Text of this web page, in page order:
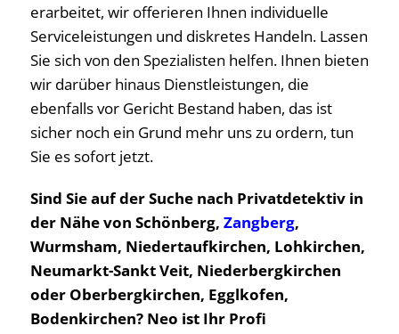
erarbeitet, wir offerieren Ihnen individuelle
Serviceleistungen und diskretes Handeln. Lassen
Sie sich von den Spezialisten helfen. Ihnen bieten
wir darüber hinaus Dienstleistungen, die
ebenfalls vor Gericht Bestand haben, das ist
sicher noch ein Grund mehr uns zu ordern, tun
Sie es sofort jetzt.
Sind Sie auf der Suche nach Privatdetektiv in
der Nähe von Schönberg, Zangberg,
Wurmsham, Niedertaufkirchen, Lohkirchen,
Neumarkt-Sankt Veit, Niederbergkirchen
oder Oberbergkirchen, Egglkofen,
Bodenkirchen? Neo ist Ihr Profi